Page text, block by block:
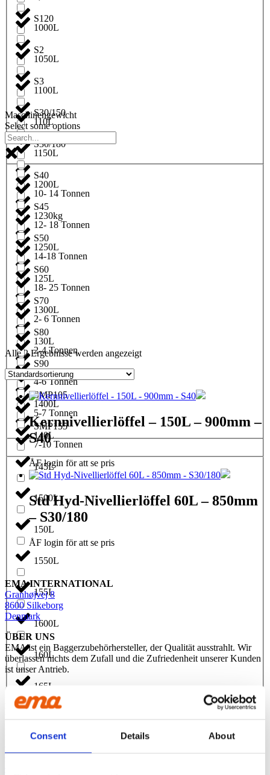
Consent Details About
S120
S2
S3
S30/150
S30/180
S40
S45
S50
S60
S70
S80
S90
SMP105
SMP155
1000L
1050L
1100L
110L
1150L
1200L
1230kg
1250L
125L
1300L
130L
1350L
1400L
140L
145L
1500L
150L
1550L
155L
1600L
160L
165L
Maschinengewicht
Select some options
10- 14 Tonnen
12- 18 Tonnen
14-18 Tonnen
18- 25 Tonnen
2- 6 Tonnen
2-4 Tonnen
4-6 Tonnen
5-7 Tonnen
7-10 Tonnen
Alle 2 Ergebnisse werden angezeigt
Kernnivellierlöffel – 150L – 900mm –
S40
ÅF login för att se pris
Std Hyd-Nivellierlöffel 60L – 850mm
– S30/180
ÅF login för att se pris
EMA INTERNATIONAL
Granhøjvej 8
8600 Silkeborg
Denmark
ÜBER UNS
EMA ist ein Baggerzubehörhersteller, der Qualität ausstrahlt. Wir
überlassen nichts dem Zufall und die Zufriedenheit unserer Kunden
ist unser Antrieb.
CONTACT US
Phone: +45 81 77 02 50
E-mail: salesint@cegroup.no
Über uns
Policys